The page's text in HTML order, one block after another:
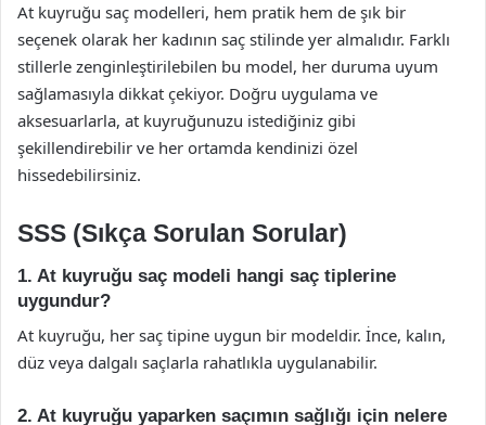
At kuyruğu saç modelleri, hem pratik hem de şık bir
seçenek olarak her kadının saç stilinde yer almalıdır. Farklı
stillerle zenginleştirilebilen bu model, her duruma uyum
sağlamasıyla dikkat çekiyor. Doğru uygulama ve
aksesuarlarla, at kuyruğunuzu istediğiniz gibi
şekillendirebilir ve her ortamda kendinizi özel
hissedebilirsiniz.
SSS (Sıkça Sorulan Sorular)
1. At kuyruğu saç modeli hangi saç tiplerine
uygundur?
At kuyruğu, her saç tipine uygun bir modeldir. İnce, kalın,
düz veya dalgalı saçlarla rahatlıkla uygulanabilir.
2. At kuyruğu yaparken saçımın sağlığı için nelere